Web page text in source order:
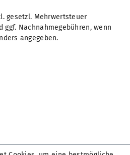
gesetzl. Mehrwertsteuer
ggf. Nachnahmegebühren, wenn
angegeben.